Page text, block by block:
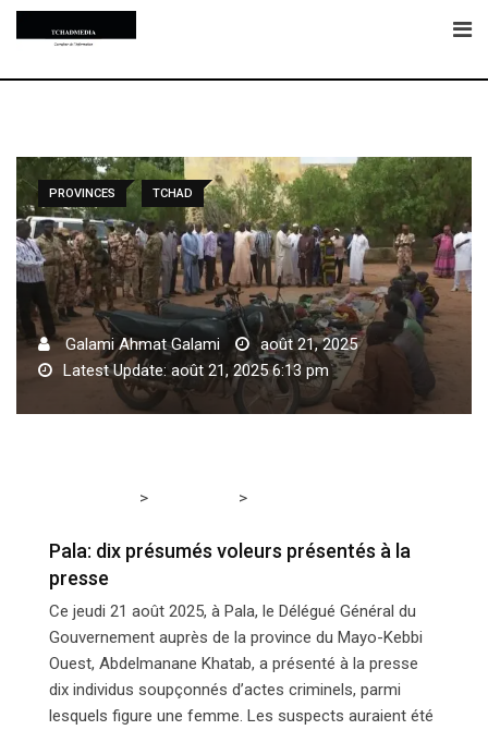
Skip
PROVINCES TCHAD
Galami Ahmat Galami
août 21, 2025
Latest Update: août 21, 2025 6:13 pm
> >
Pala: dix présumés voleurs présentés à la
presse
Ce jeudi 21 août 2025, à Pala, le Délégué Général du
Gouvernement auprès de la province du Mayo-Kebbi
Ouest, Abdelmanane Khatab, a présenté à la presse
dix individus soupçonnés d’actes criminels, parmi
lesquels figure une femme. Les suspects auraient été